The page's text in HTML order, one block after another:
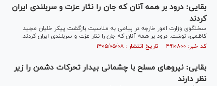
بقایی: درود بر همه آنان که جان را نثار عزت و سربلندی ایران
کردند
سخنگوی وزارت امور خارجه در پیامی به مناسبت بازگشت پیکر خلبان مجید
کاظمی، نوشت: درود بر همه آنان که جان را نثار عزت و سربلندی ایران کردند.
کد خبر: ۴۹۱۰۸۰۰ تاریخ انتشار : ۱۴۰۵/۰۵/۰۸
بقایی: نیرو‌های مسلح با چشمانی بیدار تحرکات دشمن را زیر
نظر دارند